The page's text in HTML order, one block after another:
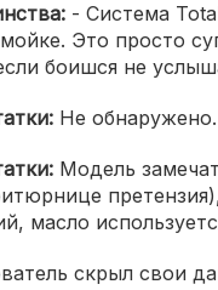
- Система
Это просто
боишся не
Не обнаружено.
Модель
масло
скрыл свои